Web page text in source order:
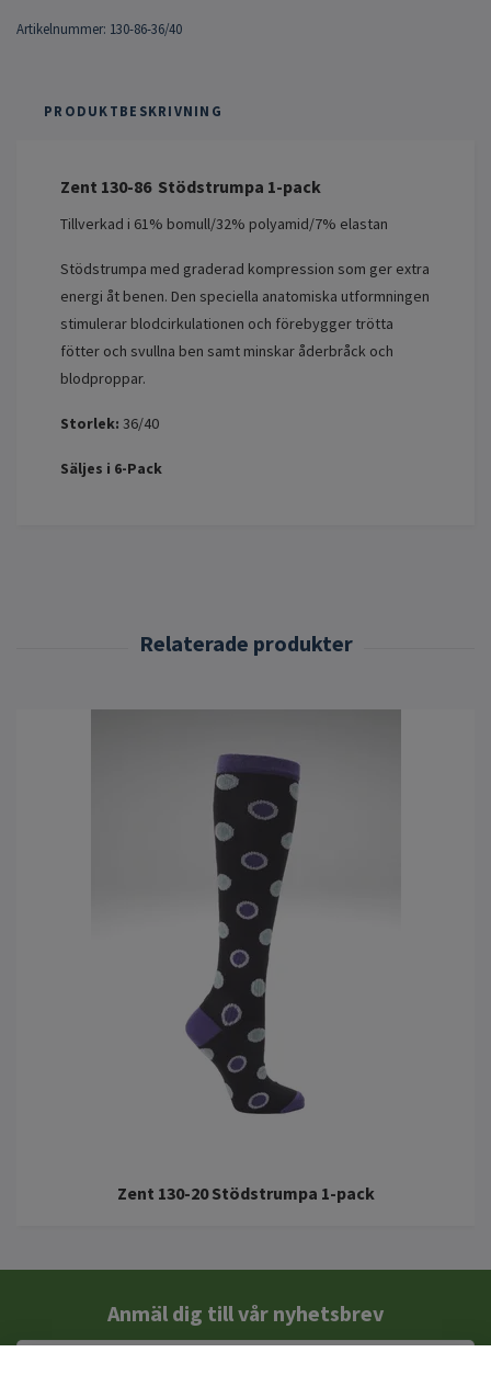
Artikelnummer: 130-86-36/40
PRODUKTBESKRIVNING
Zent 130-86 Stödstrumpa 1-pack
Tillverkad i 61% bomull/32% polyamid/7% elastan
Stödstrumpa med graderad kompression som ger extra
energi åt benen. Den speciella anatomiska utformningen
stimulerar blodcirkulationen och förebygger trötta
fötter och svullna ben samt minskar åderbråck och
blodproppar.
Storlek: 36/40
Säljes i 6-Pack
Zent 130-20 Stödstrumpa 1-pack
Anmäl dig till vår nyhetsbrev